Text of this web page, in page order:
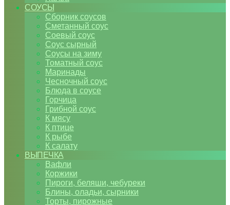
СОУСЫ
Сборник соусов
Сметанный соус
Соевый соус
Соус сырный
Соусы на зиму
Томатный соус
Маринады
Чесночный соус
Блюда в соусе
Горчица
Грибной соус
К мясу
К птице
К рыбе
К салату
ВЫПЕЧКА
Вафли
Коржики
Пироги, беляши, чебуреки
Блины, оладьи, сырники
Торты, пирожные